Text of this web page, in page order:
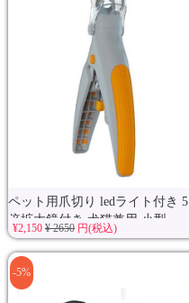
ペット用爪切り ledライト付き 5
倍拡大鏡付き 犬猫兼用 小型...
¥2,150 ¥ 2650円(税込)
-5%